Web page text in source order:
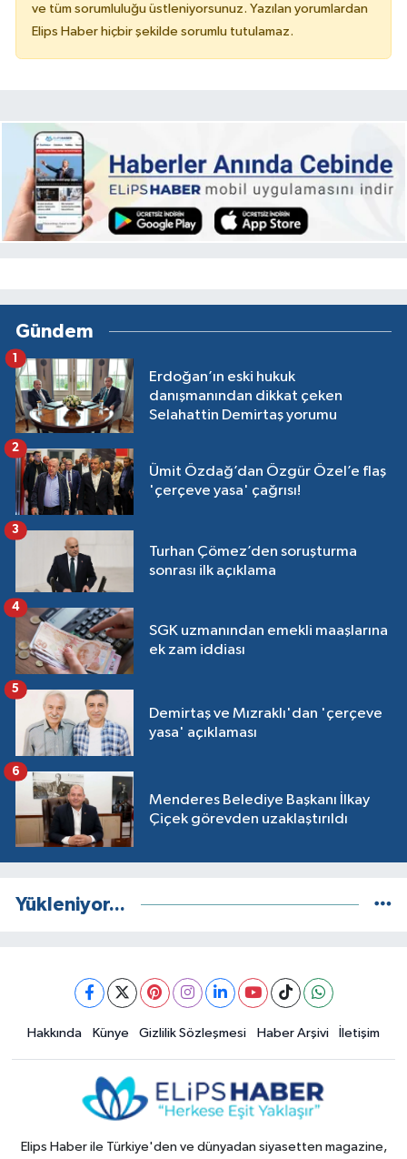
ve tüm sorumluluğu üstleniyorsunuz. Yazılan yorumlardan
Elips Haber hiçbir şekilde sorumlu tutulamaz.
Gündem
Erdoğan’ın eski hukuk
danışmanından dikkat çeken
Selahattin Demirtaş yorumu
1
Ümit Özdağ’dan Özgür Özel’e flaş
'çerçeve yasa' çağrısı!
2
Turhan Çömez’den soruşturma
sonrası ilk açıklama
3
SGK uzmanından emekli maaşlarına
ek zam iddiası
4
Demirtaş ve Mızraklı'dan 'çerçeve
yasa' açıklaması
5
Menderes Belediye Başkanı İlkay
Çiçek görevden uzaklaştırıldı
6
Yükleniyor...
Hakkında Künye Gizlilik Sözleşmesi Haber Arşivi İletişim
Elips Haber ile Türkiye'den ve dünyadan siyasetten magazine,